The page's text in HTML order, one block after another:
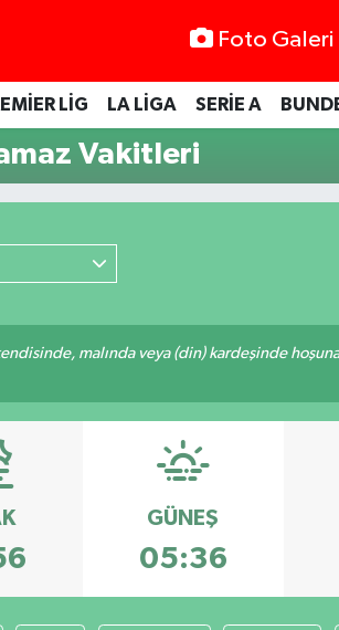
Foto Galeri
LİG LA LİGA SERİE A
Vakitleri
malında veya (din) kardeşinde
GÜNEŞ
05:36